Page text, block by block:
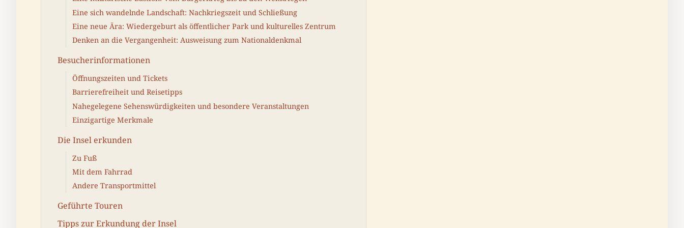
Eine sich wandelnde Landschaft: Nachkriegszeit und Schließung
Eine neue Ära: Wiedergeburt als öffentlicher Park und kulturelles Zentrum
Denken an die Vergangenheit: Ausweisung zum Nationaldenkmal
Besucherinformationen
Öffnungszeiten und Tickets
Barrierefreiheit und Reisetipps
Nahegelegene Sehenswürdigkeiten und besondere Veranstaltungen
Einzigartige Merkmale
Die Insel erkunden
Zu Fuß
Mit dem Fahrrad
Andere Transportmittel
Geführte Touren
Tipps zur Erkundung der Insel